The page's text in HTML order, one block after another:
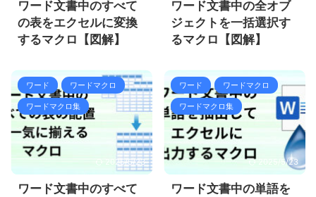
ワード文書中のすべて
の表をエクセルに変換
するマクロ【図解】
ワード文書中の全オブ
ジェクトを一括選択す
るマクロ【図解】
ワード ワードマクロ
ワードマクロ集
2025/5/23
ワード文書中のすべて
ワード ワードマクロ
ワードマクロ集
2025/5/23
ワード文書中の単語を